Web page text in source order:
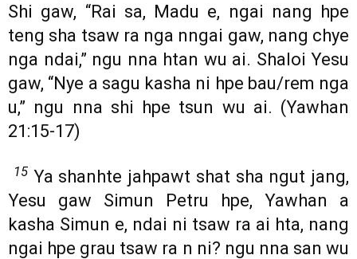
Shi gaw, “Rai sa, Madu e, ngai nang hpe
teng sha tsaw ra nga nngai gaw, nang chye
nga ndai,” ngu nna htan wu ai. Shaloi Yesu
gaw, “Nye a sagu kasha ni hpe bau/rem nga
u,” ngu nna shi hpe tsun wu ai. (Yawhan
21:15-17)
15Ya shanhte jahpawt shat sha ngut jang,
Yesu gaw Simun Petru hpe, Yawhan a
kasha Simun e, ndai ni tsaw ra ai hta, nang
ngai hpe grau tsaw ra n ni? ngu nna san wu